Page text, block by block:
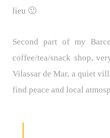
lieu 🙂
Second part of my
coffee/tea/snack shop,
Vilassar de Mar, a quiet
find peace and local